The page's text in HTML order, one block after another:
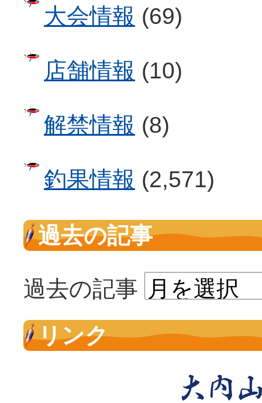
大会情報 (69)
店舗情報 (10)
解禁情報 (8)
釣果情報 (2,571)
過去の記事
過去の記事
リンク